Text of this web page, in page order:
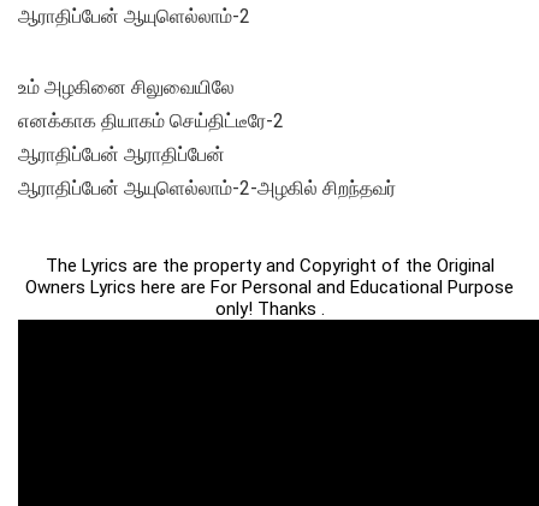
ஆராதிப்பேன் ஆயுளெல்லாம்-2
உம் அழகினை சிலுவையிலே
எனக்காக தியாகம் செய்திட்டீரே-2
ஆராதிப்பேன் ஆராதிப்பேன்
ஆராதிப்பேன் ஆயுளெல்லாம்-2-அழகில் சிறந்தவர்
The Lyrics are the property and Copyright of the Original
Owners Lyrics here are For Personal and Educational Purpose
only! Thanks .